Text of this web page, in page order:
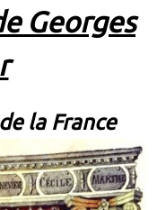
Georges
la France